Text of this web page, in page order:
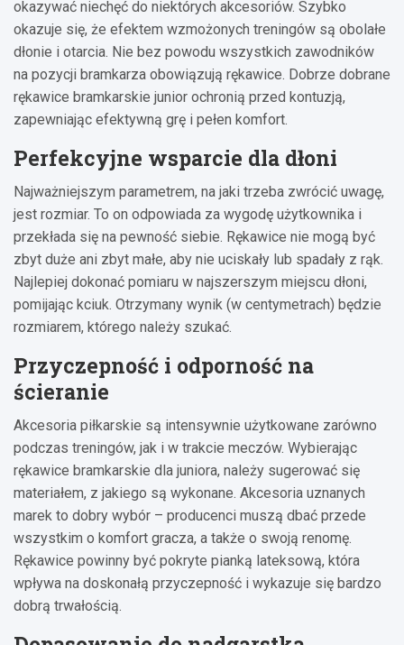
okazywać niechęć do niektórych akcesoriów. Szybko
okazuje się, że efektem wzmożonych treningów są obolałe
dłonie i otarcia. Nie bez powodu wszystkich zawodników
na pozycji bramkarza obowiązują rękawice. Dobrze dobrane
rękawice bramkarskie junior ochronią przed kontuzją,
zapewniając efektywną grę i pełen komfort.
Perfekcyjne wsparcie dla dłoni
Najważniejszym parametrem, na jaki trzeba zwrócić uwagę,
jest rozmiar. To on odpowiada za wygodę użytkownika i
przekłada się na pewność siebie. Rękawice nie mogą być
zbyt duże ani zbyt małe, aby nie uciskały lub spadały z rąk.
Najlepiej dokonać pomiaru w najszerszym miejscu dłoni,
pomijając kciuk. Otrzymany wynik (w centymetrach) będzie
rozmiarem, którego należy szukać.
Przyczepność i odporność na
ścieranie
Akcesoria piłkarskie są intensywnie użytkowane zarówno
podczas treningów, jak i w trakcie meczów. Wybierając
rękawice bramkarskie dla juniora, należy sugerować się
materiałem, z jakiego są wykonane. Akcesoria uznanych
marek to dobry wybór – producenci muszą dbać przede
wszystkim o komfort gracza, a także o swoją renomę.
Rękawice powinny być pokryte pianką lateksową, która
wpływa na doskonałą przyczepność i wykazuje się bardzo
dobrą trwałością.